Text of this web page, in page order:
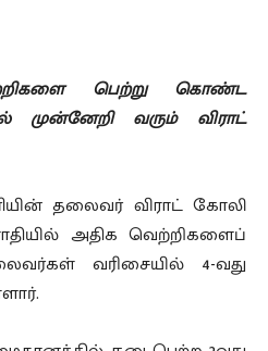
பெற்று கொண்ட
முன்னேறி வரும் விராட்
தலைவர் விராட் கோலி
அதிக வெற்றிகளைப்
வரிசையில் 4-வது